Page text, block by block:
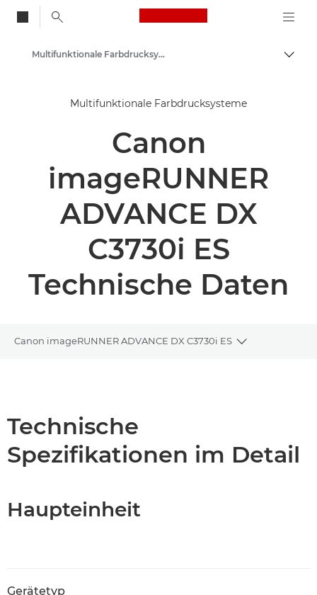
Canon Logo, back
Auf
Lösungen & Dienstleistungen
Multifunktionale Drucksysteme
Multifunktionale Farbdrucksysteme - Canon Deutschland
Multifunktionale Farbdrucksysteme
Canon
imageRUNNER
ADVANCE DX
C3730i ES
Technische Daten
Canon imageRUNNER ADVANCE DX C3730i ES
Toggle
Support
Technische
Spezifikationen im Detail
Haupteinheit
Gerätetyp